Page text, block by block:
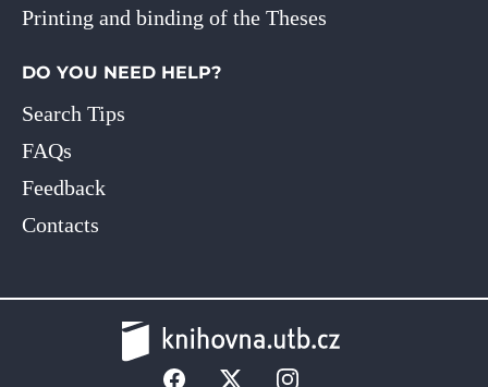
Printing and binding of the Theses
DO YOU NEED HELP?
Search Tips
FAQs
Feedback
Contacts